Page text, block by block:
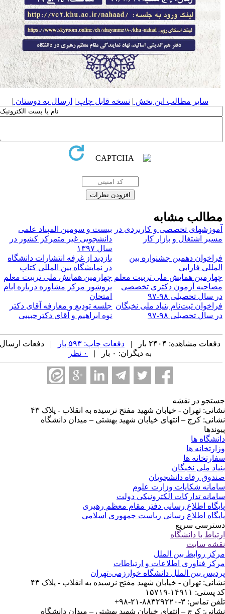
سایر مطالب این بخش | نسخه قابل چاپ| ارسال به دوستان|
مشابه
تخصصی و کاربردی در
اشتغال و بازار کار
بیست و سومین المپیاد علمی
دانشجویی غیر متمرکز کشور در
سال ۱۳۹۷
دهمین جشنواره بین
فارابی
بازدید از غرفه انتشارات دانشگاه
در نمایشگاه بین­ المللی کتاب
همایش ملی تربیت معلم چهارمین همایش ملی تربیت معلم
آزمون دکتری تخصصی
سال تحصیلی ۹۸-۹۷
بروشور مرکز مشاوره درباره ایام
امتحان
ثبت‌نام بنیاد ملی نخبگان
سال تحصیلی ۹۸-۹۷
جلسه تودیع و معارفه آقای دکتر
نوه ابراهیم و آقای دکترحبیبی
دفعات مشاهده: ۲۴۰۴ بار | دفعات چاپ: ۵۹۳ بار
| دفعات ارسال
به دیگران: ۰ بار |
در نقشه
تهران - خیابان شهید مفتح نرسیده به انقلاب - پلاک ۴۳
کرج – انتهای خیابان شهید بهشتی – میدان دانشگاه
ها
ها
ها
ملی نخبگان
رفاه دانشجویان
شکایات وزارت علوم
تدارکات الکترونیکی دولت
اطلاع رسانی دفتر مقام معظم رهبری
اطلاع رسانی ریاست جمهوری اسلامی
سریع
با دانشگاه
سایت
روابط بین الملل
فناوری اطلاعات و ارتباطات
بین الملل دانشگاه خوارزمی-تهران
تهران - خیابان شهید مفتح نرسیده به انقلاب - پلاک ۴۳
۱۴۹۱۱-۱۵۷۱۹
تماس: ۳-۸۸۳۲۹۲۲۰-۲۱-۹۸+
کرج – انتهای خیابان شهید بهشتی – میدان دانشگاه